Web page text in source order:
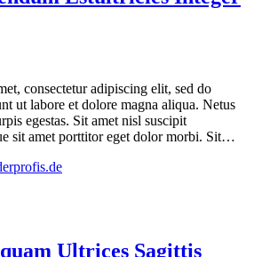
consectetur adipiscing elit, sed do
ut labore et dolore magna aliqua. Netus
egestas. Sit amet nisl suscipit
sit amet porttitor eget dolor morbi. Sit…
Ultrices Sagittis